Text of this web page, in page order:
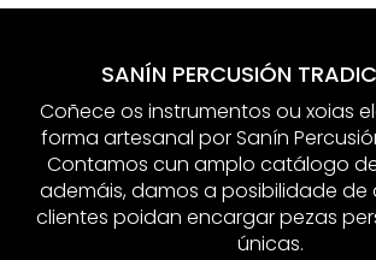
SANÍN PERCUSIÓN
Coñece os instrumentos ou xoias
forma artesanal por Sanín
Contamos cun amplo catálogo
ademáis, damos a posibilidade de
clientes poidan encargar pezas
únicas.